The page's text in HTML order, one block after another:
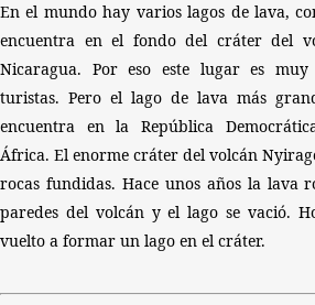
En el mundo hay varios lagos de lava,
encuentra en el fondo del cráter del
Nicaragua. Por eso este lugar es muy
turistas. Pero el lago de lava más
encuentra en la República
África. El enorme cráter del volcán
rocas fundidas. Hace unos años la lava
paredes del volcán y el lago se vació.
vuelto a formar un lago en el cráter.